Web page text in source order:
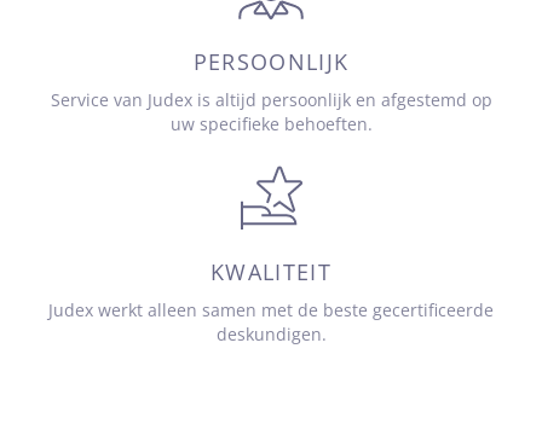
PERSOONLIJK
Service van Judex is altijd persoonlijk en afgestemd op
uw specifieke behoeften.
KWALITEIT
Judex werkt alleen samen met de beste gecertificeerde
deskundigen.